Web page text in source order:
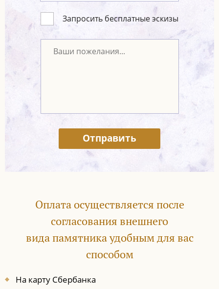
Запросить бесплатные эскизы
Отправить
Оплата осуществляется после
согласования внешнего
вида памятника удобным для вас
способом
На карту Сбербанка